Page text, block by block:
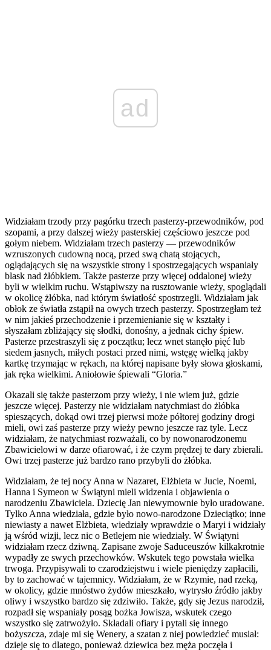
ad
Widziałam trzody przy pagórku trzech pasterzy-przewodników, pod
szopami, a przy dalszej wieży pasterskiej częściowo jeszcze pod
gołym niebem. Widziałam trzech pasterzy — przewodników
wzruszonych cudowną nocą, przed swą chatą stojących,
oglądających się na wszystkie strony i spostrzegających wspaniały
blask nad żłóbkiem. Także pasterze przy więcej oddalonej wieży
byli w wielkim ruchu. Wstąpiwszy na rusztowanie wieży, spoglądali
w okolicę żłóbka, nad którym światłość spostrzegli. Widziałam jak
obłok ze światła zstąpił na owych trzech pasterzy. Spostrzegłam też
w nim jakieś przechodzenie i przemienianie się w kształty i
słyszałam zbliżający się słodki, donośny, a jednak cichy śpiew.
Pasterze przestraszyli się z początku; lecz wnet stanęło pięć lub
siedem jasnych, miłych postaci przed nimi, wstęgę wielką jakby
kartkę trzymając w rękach, na której napisane były słowa głoskami,
jak ręka wielkimi. Aniołowie śpiewali “Gloria.”
Okazali się także pasterzom przy wieży, i nie wiem już, gdzie
jeszcze więcej. Pasterzy nie widziałam natychmiast do żłóbka
spieszących, dokąd owi trzej pierwsi może półtorej godziny drogi
mieli, owi zaś pasterze przy wieży pewno jeszcze raz tyle. Lecz
widziałam, że natychmiast rozważali, co by nowonarodzonemu
Zbawicielowi w darze ofiarować, i że czym prędzej te dary zbierali.
Owi trzej pasterze już bardzo rano przybyli do żłóbka.
Widziałam, że tej nocy Anna w Nazaret, Elżbieta w Jucie, Noemi,
Hanna i Symeon w Świątyni mieli widzenia i objawienia o
narodzeniu Zbawiciela. Dziecię Jan niewymownie było uradowane.
Tylko Anna wiedziała, gdzie było nowo-narodzone Dzieciątko; inne
niewiasty a nawet Elżbieta, wiedziały wprawdzie o Maryi i widziały
ją wśród wizji, lecz nic o Betlejem nie wiedziały. W Świątyni
widziałam rzecz dziwną. Zapisane zwoje Saduceuszów kilkakrotnie
wypadły ze swych przechowków. Wskutek tego powstała wielka
trwoga. Przypisywali to czarodziejstwu i wiele pieniędzy zapłacili,
by to zachować w tajemnicy. Widziałam, że w Rzymie, nad rzeką,
w okolicy, gdzie mnóstwo żydów mieszkało, wytrysło źródło jakby
oliwy i wszystko bardzo się zdziwiło. Także, gdy się Jezus narodził,
rozpadł się wspaniały posąg bożka Jowisza, wskutek czego
wszystko się zatrwożyło. Składali ofiary i pytali się innego
bożyszcza, zdaje mi się Wenery, a szatan z niej powiedzieć musiał:
dzieje się to dlatego, ponieważ dziewica bez męża poczęła i